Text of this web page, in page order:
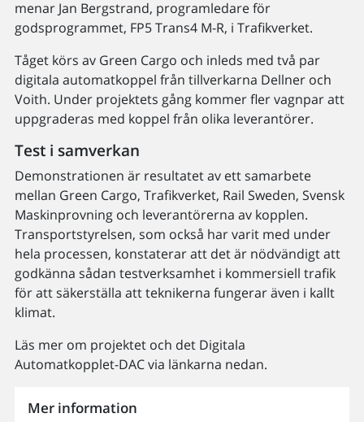
menar Jan Bergstrand, programledare för
godsprogrammet, FP5 Trans4 M-R, i Trafikverket.
Tåget körs av Green Cargo och inleds med två par
digitala automatkoppel från tillverkarna Dellner och
Voith. Under projektets gång kommer fler vagnpar att
uppgraderas med koppel från olika leverantörer.
Test i samverkan
Demonstrationen är resultatet av ett samarbete
mellan Green Cargo, Trafikverket, Rail Sweden, Svensk
Maskinprovning och leverantörerna av kopplen.
Transportstyrelsen, som också har varit med under
hela processen, konstaterar att det är nödvändigt att
godkänna sådan testverksamhet i kommersiell trafik
för att säkerställa att teknikerna fungerar även i kallt
klimat.
Läs mer om projektet och det Digitala
Automatkopplet-DAC via länkarna nedan.
Mer information